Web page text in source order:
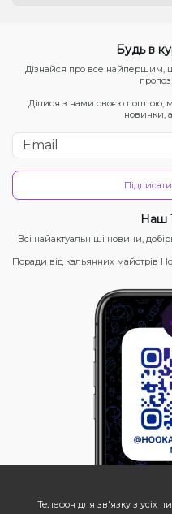
Будь в
Дізнайся про все найпершим,
Ділися з нами своєю поштою,
новинки,
Наш
Всі найактуальніші новини,
Поради від кальянних майстрів
Телефон для зв'язку з усіх